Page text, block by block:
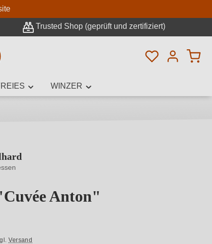
Trusted Shop (geprüft und zertifiziert)
Du hast 0
WINZER
Anton"
Versand
Suche